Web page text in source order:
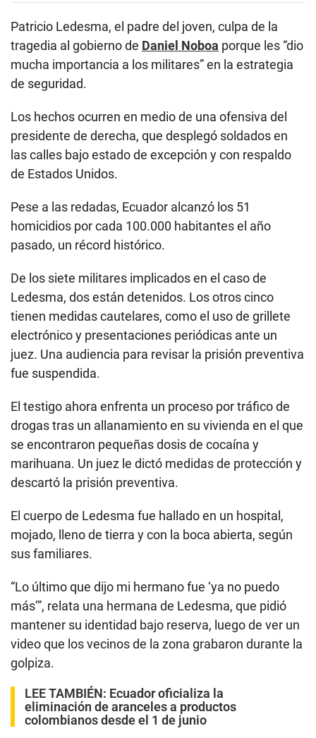
Patricio Ledesma, el padre del joven, culpa de la
tragedia al gobierno de Daniel Noboa porque les “dio
mucha importancia a los militares” en la estrategia
de seguridad.
Los hechos ocurren en medio de una ofensiva del
presidente de derecha, que desplegó soldados en
las calles bajo estado de excepción y con respaldo
de Estados Unidos.
Pese a las redadas, Ecuador alcanzó los 51
homicidios por cada 100.000 habitantes el año
pasado, un récord histórico.
De los siete militares implicados en el caso de
Ledesma, dos están detenidos. Los otros cinco
tienen medidas cautelares, como el uso de grillete
electrónico y presentaciones periódicas ante un
juez. Una audiencia para revisar la prisión preventiva
fue suspendida.
El testigo ahora enfrenta un proceso por tráfico de
drogas tras un allanamiento en su vivienda en el que
se encontraron pequeñas dosis de cocaína y
marihuana. Un juez le dictó medidas de protección y
descartó la prisión preventiva.
El cuerpo de Ledesma fue hallado en un hospital,
mojado, lleno de tierra y con la boca abierta, según
sus familiares.
“Lo último que dijo mi hermano fue ‘ya no puedo
más’”, relata una hermana de Ledesma, que pidió
mantener su identidad bajo reserva, luego de ver un
video que los vecinos de la zona grabaron durante la
golpiza.
LEE TAMBIÉN: Ecuador oficializa la
eliminación de aranceles a productos
colombianos desde el 1 de junio